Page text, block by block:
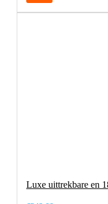
Luxe uittrekbare en